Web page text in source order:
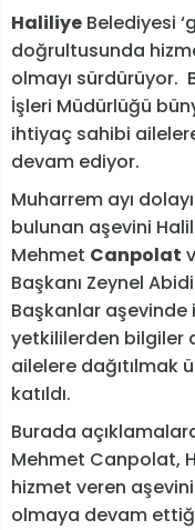
Haliliye Belediyesi
doğrultusunda
olmayı sürdürüyor.
İşleri Müdürlüğü
ihtiyaç sahibi
devam ediyor.
Muharrem ayı
bulunan aşevini
Mehmet Canpolat
Başkanı Zeynel
Başkanlar
yetkililerden bilgiler
ailelere dağıtılmak
katıldı.
Burada
Mehmet Canpolat,
hizmet veren
olmaya devam